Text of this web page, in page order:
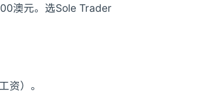
澳元。选Sole Trader
资）。